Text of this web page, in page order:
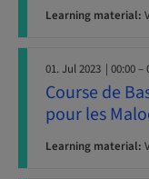
Learning material:
01. Jul 2023 | 00:00 –
Course de
pour les
Learning material: